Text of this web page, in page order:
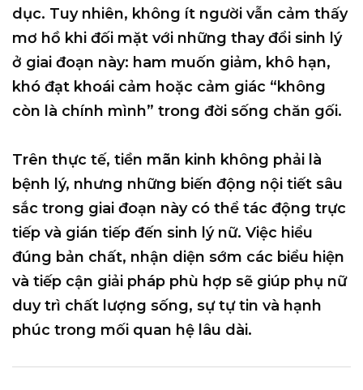
dục. Tuy nhiên, không ít người vẫn cảm thấy
mơ hồ khi đối mặt với những thay đổi sinh lý
ở giai đoạn này: ham muốn giảm, khô hạn,
khó đạt khoái cảm hoặc cảm giác “không
còn là chính mình” trong đời sống chăn gối.
Trên thực tế, tiền mãn kinh không phải là
bệnh lý, nhưng những biến động nội tiết sâu
sắc trong giai đoạn này có thể tác động trực
tiếp và gián tiếp đến sinh lý nữ. Việc hiểu
đúng bản chất, nhận diện sớm các biểu hiện
và tiếp cận giải pháp phù hợp sẽ giúp phụ nữ
duy trì chất lượng sống, sự tự tin và hạnh
phúc trong mối quan hệ lâu dài.